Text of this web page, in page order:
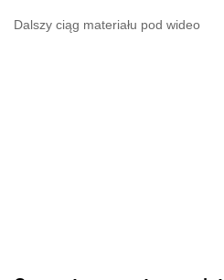
Dalszy ciąg materiału pod wideo